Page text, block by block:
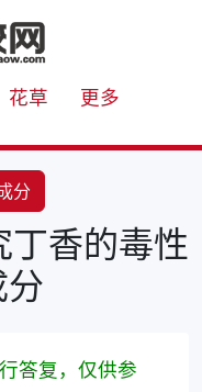
花草 更多
分
丁香的毒性
答复，仅供参